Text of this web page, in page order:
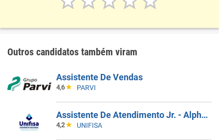
Outros candidatos também viram
Assistente De Vendas
4,6 PARVI
Assistente De Atendimento Jr. - Alphaville
4,2 UNIFISA